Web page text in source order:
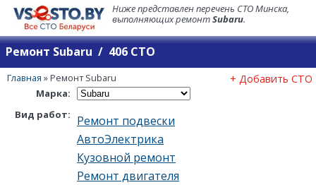
Ниже представлен перечень СТО Минска,
выполняющих ремонтSubaru.
Ремонт Subaru / 406 СТО
Главная »Ремонт Subaru + Добавить СТО
Марка:
Вид работ:
Ремонт подвески
АвтоЭлектрика
Кузовной ремонт
Ремонт двигателя